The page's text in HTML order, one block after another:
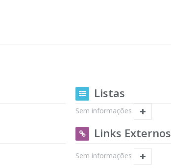
Listas
Sem informações
Links Externos
Sem informações